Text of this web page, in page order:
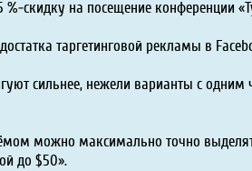
%-скидку на посещение конференции
таргетинговой рекламы в
сильнее, нежели варианты с
можно максимально точно
до $50».